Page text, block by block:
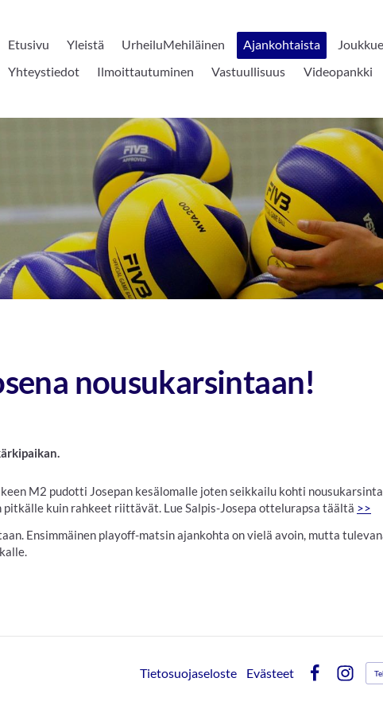
Etusivu Yleistä UrheiluMehiläinen Ajankohtaista
Yhteystiedot
Ilmoittautuminen Vastuullisuus Videopankki
nousukarsintaan!
M2 pudotti Josepan kesälomalle joten seikkailu kohti
pitkälle kuin rahkeet riittävät. Lue Salpis-Josepa ottelurapsa täältä >>
Ensimmäinen playoff-matsin ajankohta on vielä avoin, mutta
Tietosuojaseloste
Evästeet